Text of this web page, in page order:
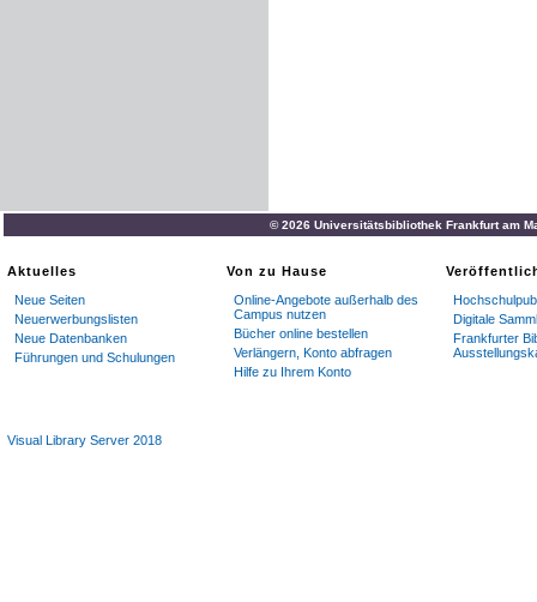
© 2026 Universitätsbibliothek Frankfurt am
Aktuelles
Neue Seiten
Neuerwerbungslisten
Neue Datenbanken
Führungen und Schulungen
Von zu Hause
Online-Angebote außerhalb des
Campus nutzen
Bücher online bestellen
Verlängern, Konto abfragen
Hilfe zu Ihrem Konto
Digitale
Frankfurter
Visual Library Server 2018